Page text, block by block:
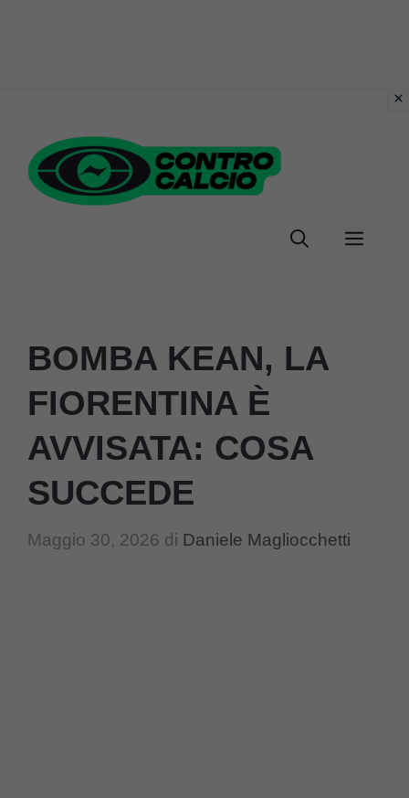
contenuto
Menu
BOMBA KEAN, LA
FIORENTINA È
AVVISATA: COSA
SUCCEDE
Maggio 30, 2026 di Daniele Magliocchetti